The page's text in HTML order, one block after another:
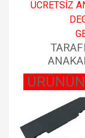
ÜCRETSİZ